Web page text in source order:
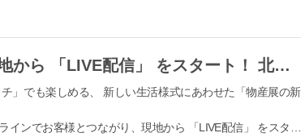
展を開催いたします。 9月30日（水）～10月6日（火）に
北海道に住む物産展バイヤーらが、現地から 「LIVE配信」 をスタート！ 北海道物産展を「会場」でも、「おウチ」でも楽しめる！
」でも楽しめる、 新しい生活様式にあわせた「物産展の新
ンでお客様とつながり、現地から 「LIVE配信」 をスター